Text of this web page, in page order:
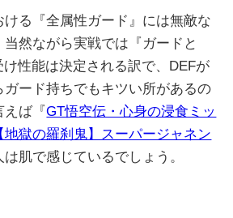
ける『全属性ガード』には無敵な
然ながら実戦では『ガードと
け性能は決定される訳で、DEFが
ガード持ちでもキツい所があるの
えば『GT悟空伝・心身の浸食ミッ
地獄の羅刹鬼】スーパージャネン
肌で感じているでしょう。